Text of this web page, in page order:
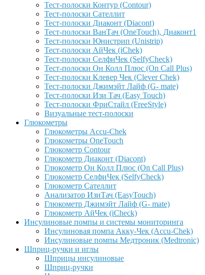
Тест-полоски Контур (Contour)
Тест-полоски Сателлит
Тест-полоски Диаконт (Diacont)
Тест-полоски ВанТач (OneTouch), Диаконт1
Тест-полоски Юнистрип (Unistrip)
Тест-полоски АйЧек (iChek)
Тест-полоски СелфиЧек (SelfyCheck)
Тест-полоски Он Колл Плюс (On Call Plus)
Тест-полоски Клевер Чек (Clever Chek)
Тест-полоски Джимэйт Лайф (G- mate)
Тест-полоски Изи Тач (Easy Touch)
Тест-полоски ФриCтайл (FreeStyle)
Визуальные тест-полоски
Глюкометры
Глюкометры Accu-Сhek
Глюкометры OneTouch
Глюкометр Contour
Глюкометр Диаконт (Diacont)
Глюкометр Он Колл Плюс (On Call Plus)
Глюкометр СелфиЧек (SelfyCheck)
Глюкометр Сателлит
Анализатор ИзиТач (EasyTouch)
Глюкометр Джимэйт Лайф (G- mate)
Глюкометр АйЧек (iCheck)
Инсулиновые помпы и системы мониторинга
Инсулиновая помпа Акку-Чек (Accu-Chek)
Инсулиновые помпы Медтроник (Medtronic)
Шприц-ручки и иглы
Шприцы инсулиновые
Шприц-ручки